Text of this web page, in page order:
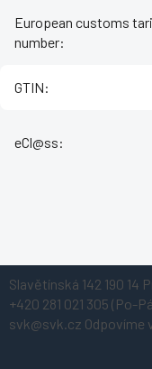
European customs
number:
GTIN:
eCl@ss:
Slavětínská 142 190 14
+420 281 021 305 (Po-
svk@svk.cz Odpovíme